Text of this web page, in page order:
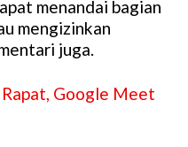
t
e
menandai bagian
mengizinkan
juga.
Google Meet